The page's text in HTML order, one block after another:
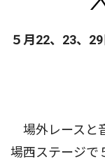
５月22、23、
場外レースと
場西ステージで